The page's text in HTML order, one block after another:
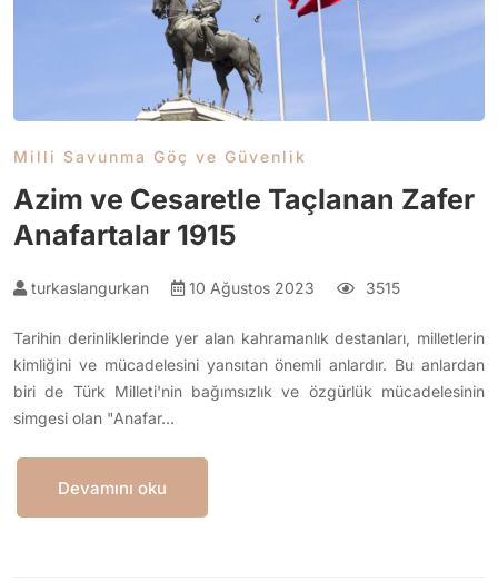
Milli Savunma Göç ve Güvenlik
Azim ve Cesaretle Taçlanan Zafer
Anafartalar 1915
turkaslangurkan 10 Ağustos 2023 3515
Tarihin derinliklerinde yer alan kahramanlık destanları, milletlerin
kimliğini ve mücadelesini yansıtan önemli anlardır. Bu anlardan
biri de Türk Milleti'nin bağımsızlık ve özgürlük mücadelesinin
simgesi olan "Anafar…
Devamını oku